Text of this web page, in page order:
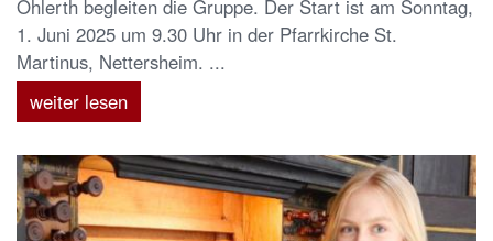
Ohlerth begleiten die Gruppe. Der Start ist am Sonntag,
1. Juni 2025 um 9.30 Uhr in der Pfarrkirche St.
Martinus, Nettersheim. ...
weiter lesen